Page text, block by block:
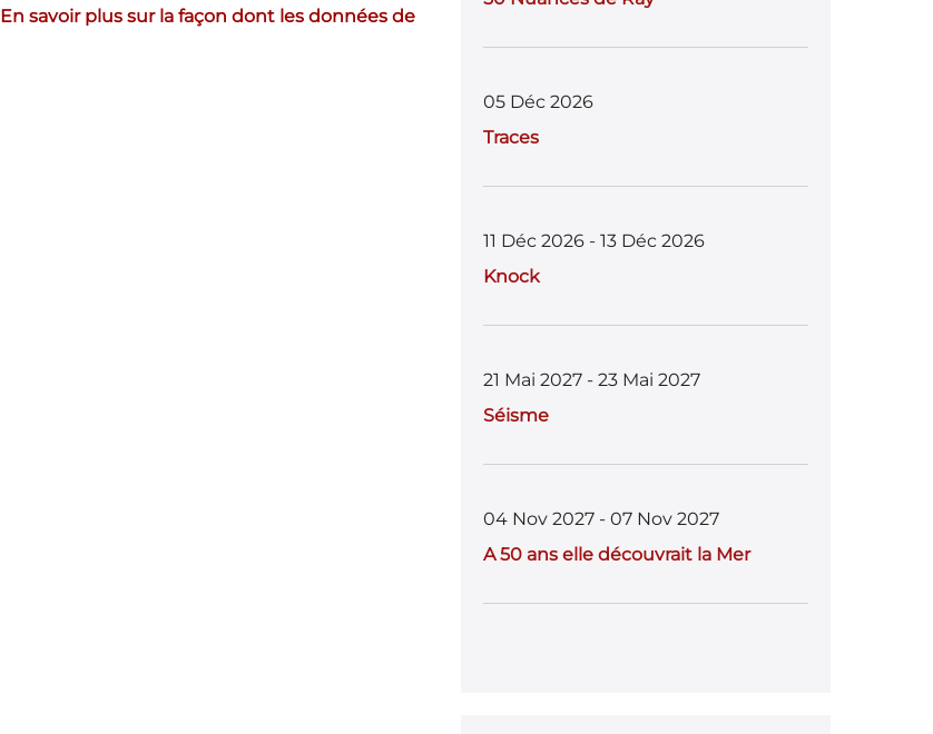
En savoir plus sur la façon dont les données de
05 Déc 2026
Traces
11 Déc 2026 - 13 Déc 2026
Knock
21 Mai 2027 - 23 Mai 2027
Séisme
04 Nov 2027 - 07 Nov 2027
A 50 ans elle découvrait la Mer